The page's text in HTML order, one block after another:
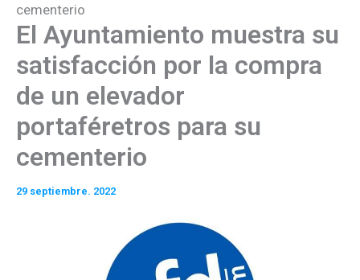
cementerio
El Ayuntamiento muestra su
satisfacción por la compra
de un elevador
portaféretros para su
cementerio
29 septiembre. 2022